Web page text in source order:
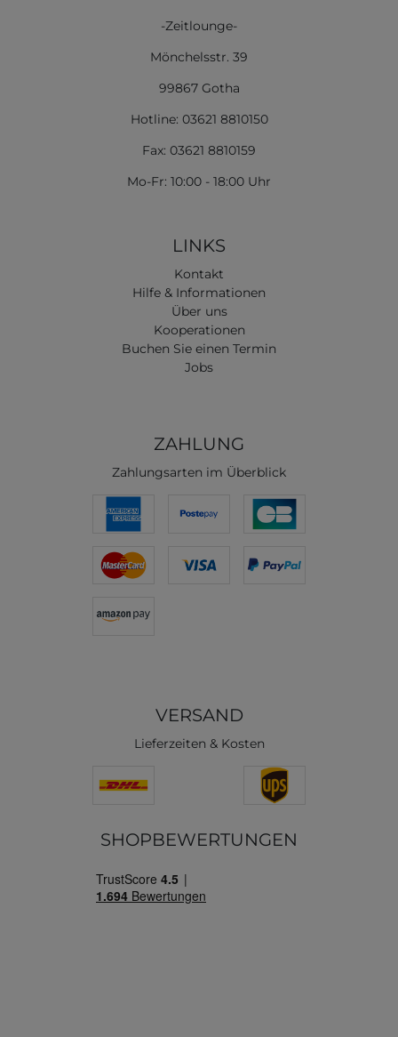
-Zeitlounge-
Mönchelsstr. 39
99867 Gotha
Hotline: 03621 8810150
Fax: 03621 8810159
Mo-Fr: 10:00 - 18:00 Uhr
LINKS
Kontakt
Hilfe & Informationen
Über uns
Kooperationen
Buchen Sie einen Termin
Jobs
ZAHLUNG
Zahlungsarten im Überblick
VERSAND
Lieferzeiten & Kosten
SHOPBEWERTUNGEN